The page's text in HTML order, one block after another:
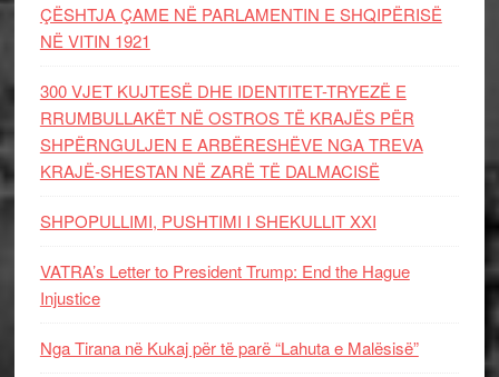
ÇËSHTJA ÇAME NË PARLAMENTIN E SHQIPËRISË
NË VITIN 1921
300 VJET KUJTESË DHE IDENTITET-TRYEZË E
RRUMBULLAKËT NË OSTROS TË KRAJËS PËR
SHPËRNGULJEN E ARBËRESHËVE NGA TREVA
KRAJË-SHESTAN NË ZARË TË DALMACISË
SHPOPULLIMI, PUSHTIMI I SHEKULLIT XXI
VATRA’s Letter to President Trump: End the Hague
Injustice
Nga Tirana në Kukaj për të parë “Lahuta e Malësisë”